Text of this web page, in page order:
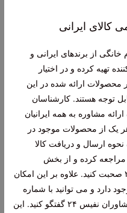
لوازم خانگی از برندهای ایرانی و
تهیه کرده و در اختیار
محصولات ارائه شده در این
توجه هستند. کارشناسان
ارائه مشاوره به همه ایرانیان
یک از محصولات موجود در
ارسال و دریافت کالا
دارید، میتوانید به وب سایت نفیس ۲۴ مراجعه کرده و از بخش
پشتیبانی آنلاین با کارشناسان نفیس ۲۴ صحبت کنید. علاوه بر این امکان
دارد و می توانید با شماره
تلفن 74904-021 تماس گرفته و با مشاوران نفیس ۲۴ گفتگو کنید. این